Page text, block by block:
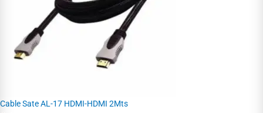
Cable Sate AL-17 HDMI-HDMI 2Mts